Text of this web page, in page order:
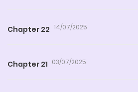
Chapter 22 14/07/2025
Chapter 21 03/07/2025